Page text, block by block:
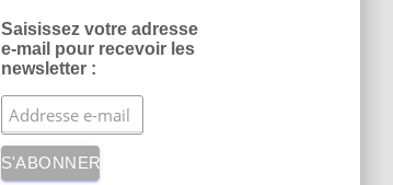
Saisissez votre adresse
e-mail pour recevoir les
newsletter :